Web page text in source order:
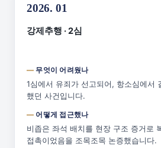
2026. 01
강제추행 · 2심
무엇이 어려웠나
1심에서 유죄가 선고되어, 항소심에서
했던 사건입니다.
어떻게 접근했나
비좁은 좌석 배치를 현장 구조 증거로
접촉이었음을 조목조목 논증했습니다.